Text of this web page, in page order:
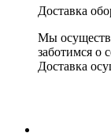
Доставка
Мы
заботимся о
Доставка